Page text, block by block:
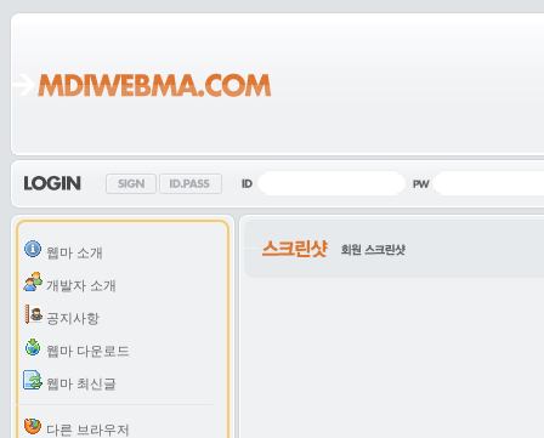
웹마 소개
개발자 소개
공지사항
웹마 다운로드
웹마 최신글
다른 브라우저